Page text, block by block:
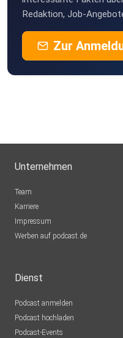
Redaktion, Job-
Zur
Unternehmen
Team
Karriere
Impressum
Werben auf podcast.de
Dienst
Podcast anmelden
Podcast hochladen
Podcast-Events